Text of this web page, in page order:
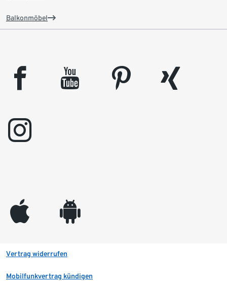
Balkonmöbel
facebook youtube pinterest
xing
instagram
appleinc android
Vertrag widerrufen
Mobilfunkvertrag kündigen